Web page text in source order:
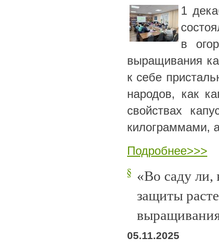
1
в
выращивания
к себе
народов, как
свойствах
килограммами,
Подробнее>>>
«Во саду ли,
защиты
05.11.2025